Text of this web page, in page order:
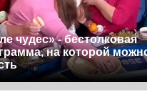
чудес» - бестолковая
на которой